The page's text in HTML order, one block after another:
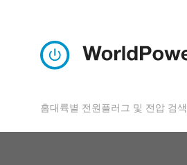
홈대륙별 전원플러그 및 전압 검색